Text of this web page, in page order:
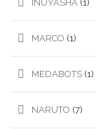
INUYASHA (1)
MARCO (1)
MEDABOTS (1)
NARUTO (7)